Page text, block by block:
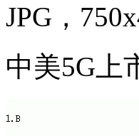
JPG，
中美5G上